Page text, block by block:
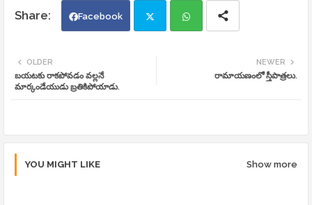
Facebook
NEWER
రామాయణంలో స్త్రీపాత్రలు.
OLDER
బయటకు రాకపోవడం వల్లనే
మార్కండేయుడు బ్రతికిపోయాడు.
YOU MIGHT LIKE Show more